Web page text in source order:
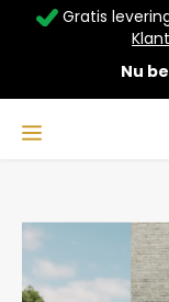
Afhalen
Deutsch
Gratis
Nu
Zomer Deals: